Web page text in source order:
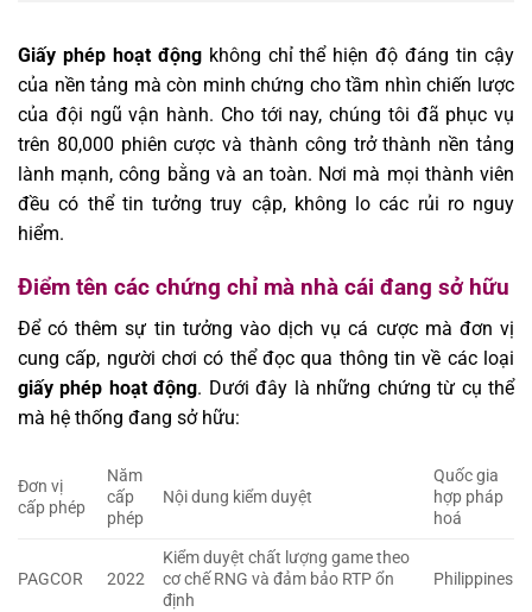
Giấy phép hoạt độngkhông chỉ thể hiện độ đáng tin cậy
của nền tảng mà còn minh chứng cho tầm nhìn chiến lược
của đội ngũ vận hành. Cho tới nay, chúng tôi đã phục vụ
trên 80,000 phiên cược và thành công trở thành nền tảng
lành mạnh, công bằng và an toàn. Nơi mà mọi thành viên
đều có thể tin tưởng truy cập, không lo các rủi ro nguy
hiểm.
Điểm tên các chứng chỉ mà nhà cái đang sở hữu
Để có thêm sự tin tưởng vào dịch vụ cá cược mà đơn vị
cung cấp, người chơi có thể đọc qua thông tin về các loại
giấy phép hoạt động. Dưới đây là những chứng từ cụ thể
mà hệ thống đang sở hữu:
Đơn vị
cấp phép
Năm
cấp
phép
Nội dung kiểm duyệt
Quốc gia
hợp pháp
hoá
PAGCOR 2022
Kiểm duyệt chất lượng game theo
cơ chế RNG và đảm bảo RTP ổn
định
Philippines